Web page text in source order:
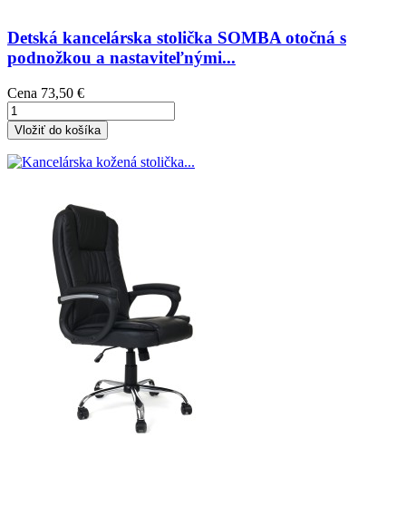
Detská kancelárska stolička SOMBA otočná s
podnožkou a nastaviteľnými...
Cena 73,50 €
Vložiť do košíka